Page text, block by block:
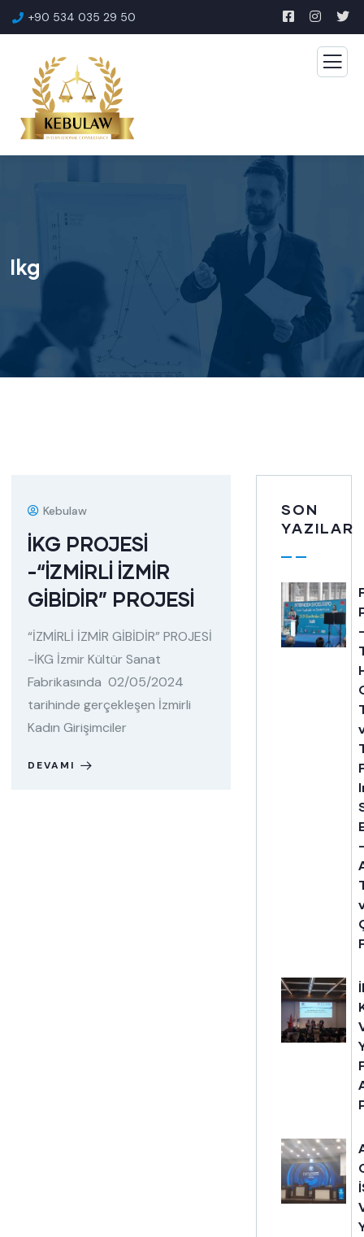
+90 534 035 29 50
Ikg
Kebulaw
İKG PROJESİ
-“İZMİRLİ İZMİR
GİBİDİR” PROJESİ
“İZMİRLİ İZMİR GİBİDİR” PROJESİ
-İKG İzmir Kültür Sanat
Fabrikasında 02/05/2024
tarihinde gerçekleşen İzmirli
Kadın Girişimciler
DEVAMI
SON
YAZILAR